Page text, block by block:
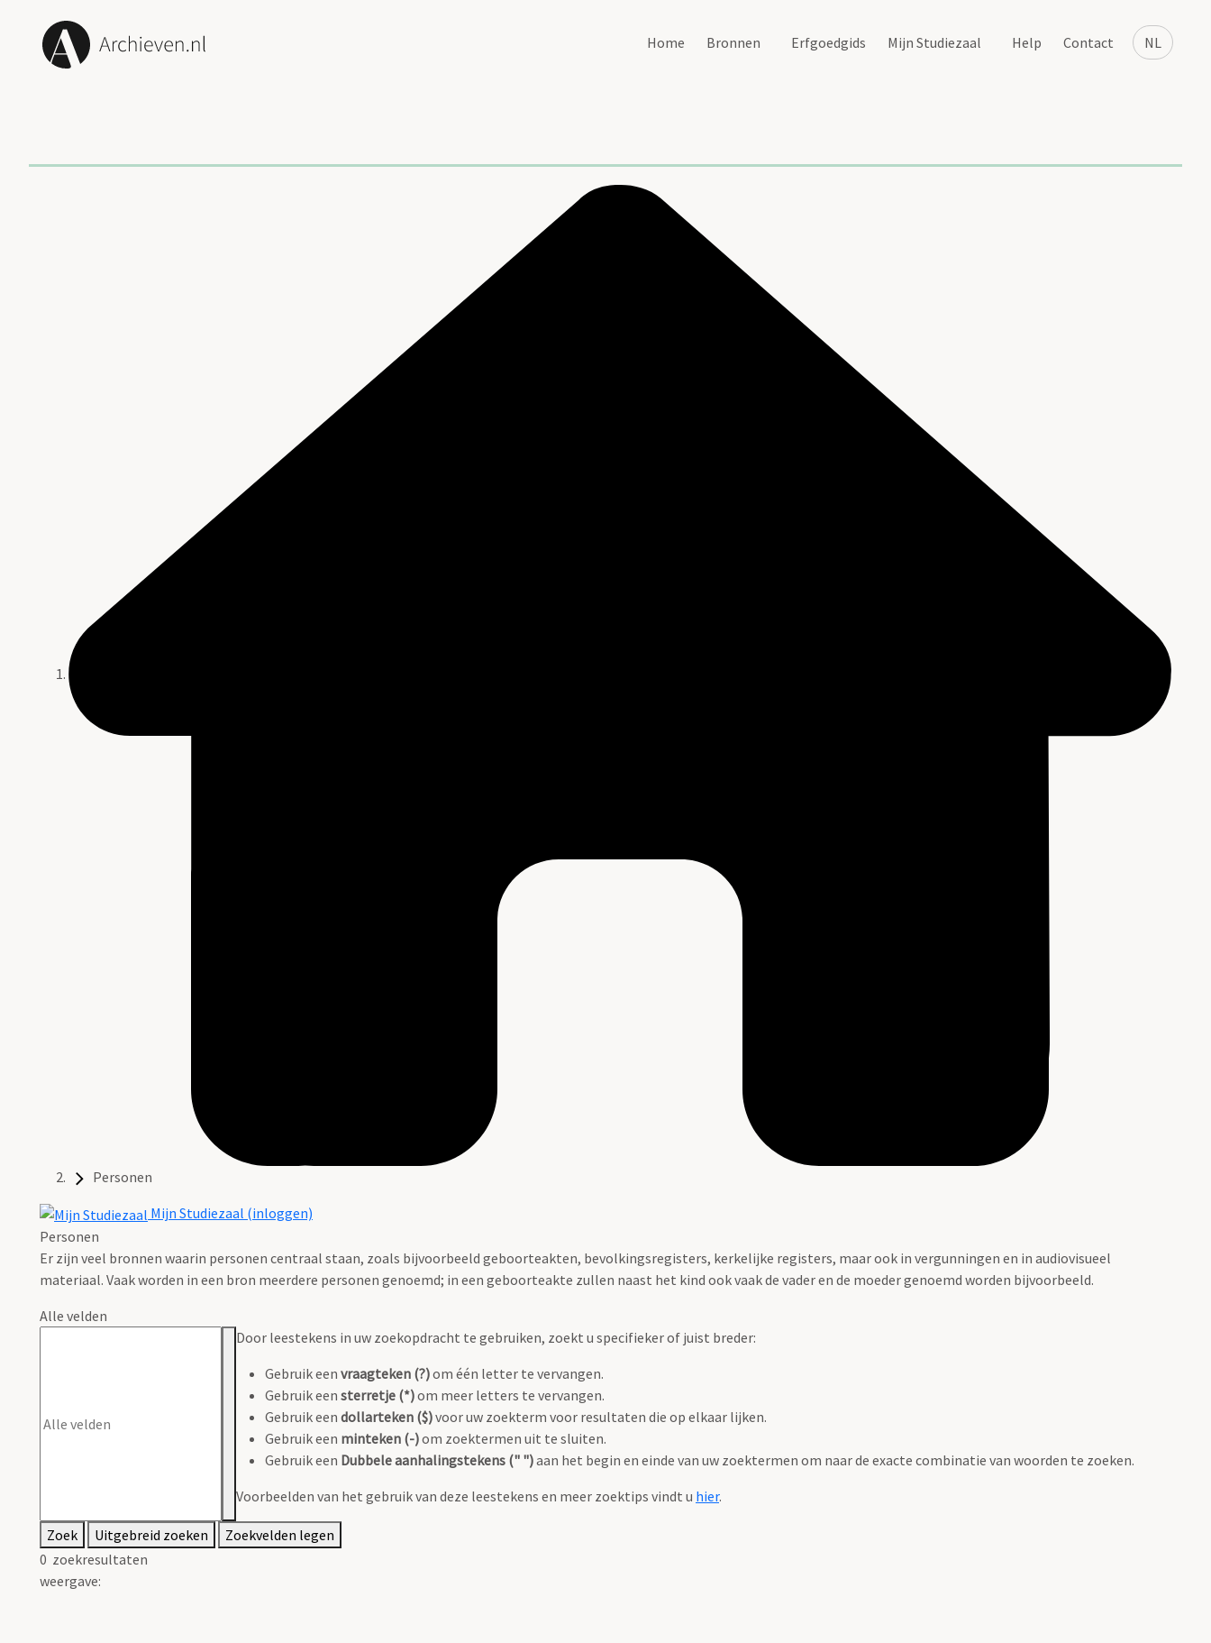
NL
Home Bronnen Erfgoedgids Mijn Studiezaal Help Contact
Personen
Mijn Studiezaal (inloggen)
Personen
Er zijn veel bronnen waarin personen centraal staan, zoals bijvoorbeeld geboorteakten, bevolkingsregisters, kerkelijke registers, maar ook in vergunningen en in audiovisueel
materiaal. Vaak worden in een bron meerdere personen genoemd; in een geboorteakte zullen naast het kind ook vaak de vader en de moeder genoemd worden bijvoorbeeld.
Alle velden
Door leestekens in uw zoekopdracht te gebruiken, zoekt u specifieker of juist breder:
Gebruik een vraagteken (?)om één letter te vervangen.
Gebruik een sterretje (*)om meer letters te vervangen.
Gebruik een dollarteken ($)voor uw zoekterm voor resultaten die op elkaar lijken.
Gebruik een minteken (-)om zoektermen uit te sluiten.
Gebruik een Dubbele aanhalingstekens (" ")aan het begin en einde van uw zoektermen om naar de exacte combinatie van woorden te zoeken.
Voorbeelden van het gebruik van deze leestekens en meer zoektips vindt u hier.
Zoek Uitgebreid zoeken
Zoekvelden legen
0 zoekresultaten
weergave: